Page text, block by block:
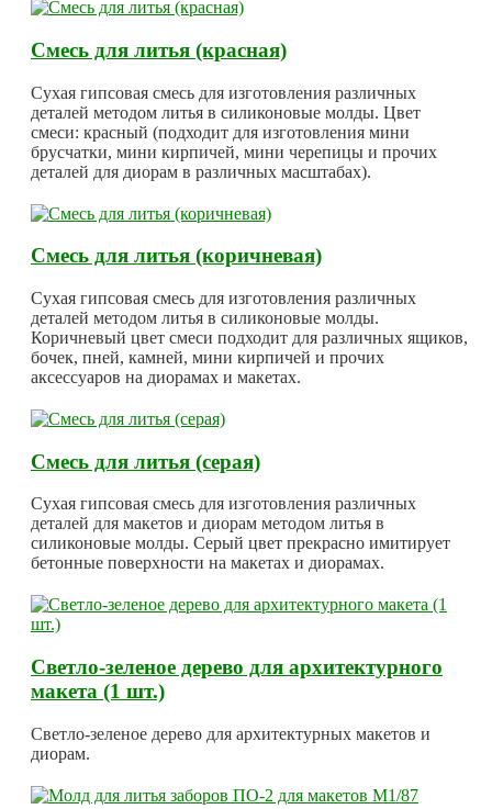
Смесь для литья (красная)
Сухая гипсовая смесь для изготовления различных
деталей методом литья в силиконовые молды. Цвет
смеси: красный (подходит для изготовления мини
брусчатки, мини кирпичей, мини черепицы и прочих
деталей для диорам в различных масштабах).
Смесь для литья (коричневая)
Сухая гипсовая смесь для изготовления различных
деталей методом литья в силиконовые молды.
Коричневый цвет смеси подходит для различных ящиков,
бочек, пней, камней, мини кирпичей и прочих
аксессуаров на диорамах и макетах.
Смесь для литья (серая)
Сухая гипсовая смесь для изготовления различных
деталей для макетов и диорам методом литья в
силиконовые молды. Серый цвет прекрасно имитирует
бетонные поверхности на макетах и диорамах.
Светло-зеленое дерево для архитектурного
макета (1 шт.)
Светло-зеленое дерево для архитектурных макетов и
диорам.